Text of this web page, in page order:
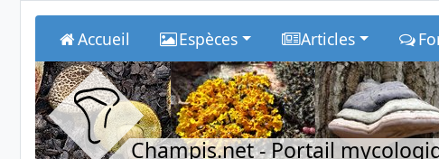
Accueil Espèces Articles
Champis.net- Portail